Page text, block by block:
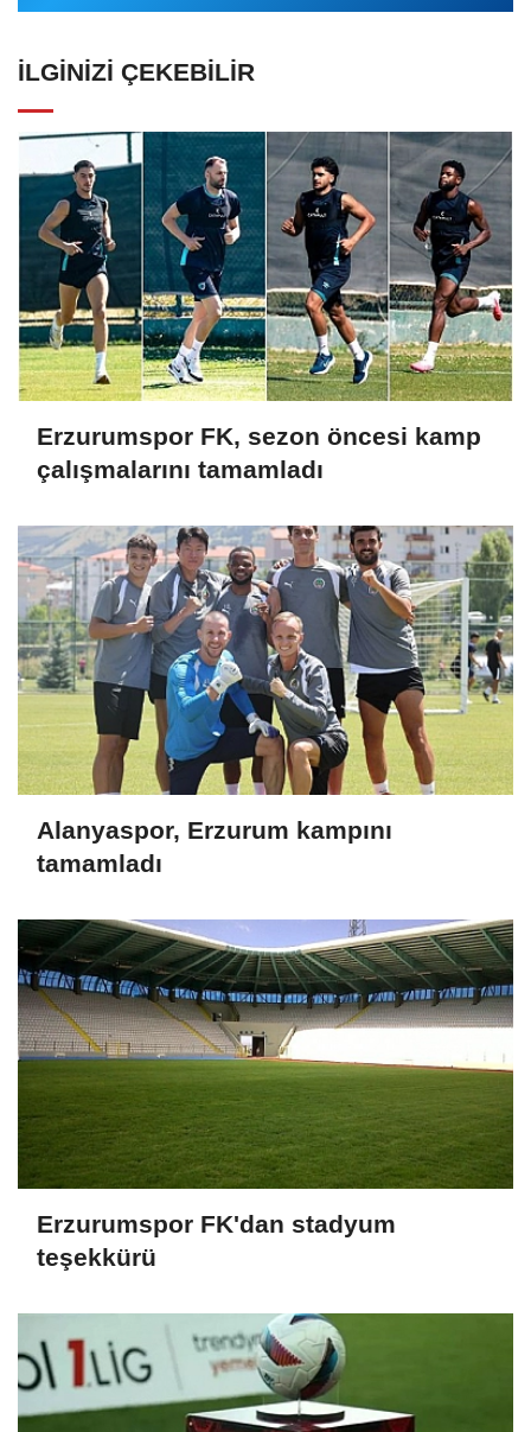
İLGINIZI ÇEKEBILIR
Erzurumspor FK, sezon öncesi kamp
çalışmalarını tamamladı
Alanyaspor, Erzurum kampını
tamamladı
Erzurumspor FK'dan stadyum
teşekkürü